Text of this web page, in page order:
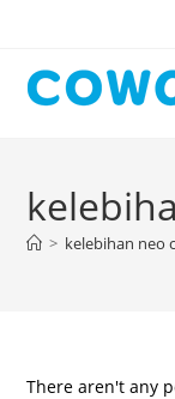
content
> kelebihan neo
There aren't any